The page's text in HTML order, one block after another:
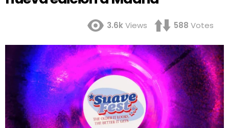
3.6kViews 588 Votes